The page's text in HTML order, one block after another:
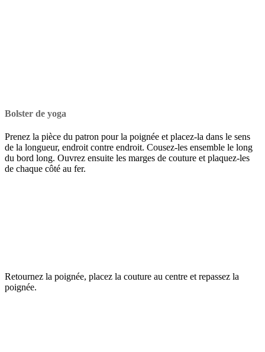
Bolster de yoga
Prenez la pièce du patron pour la poignée et placez-la dans le sens
de la longueur, endroit contre endroit. Cousez-les ensemble le long
du bord long. Ouvrez ensuite les marges de couture et plaquez-les
de chaque côté au fer.
Retournez la poignée, placez la couture au centre et repassez la
poignée.